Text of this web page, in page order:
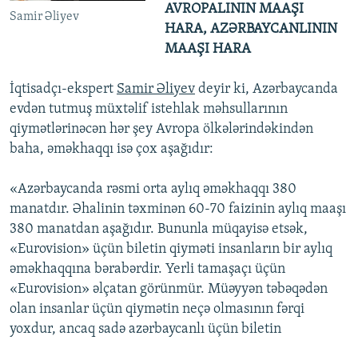
Samir Əliyev
AVROPALININ MAAŞI
HARA, AZƏRBAYCANLININ
MAAŞI HARA
İqtisadçı-ekspert Samir Əliyev deyir ki, Azərbaycanda
evdən tutmuş müxtəlif istehlak məhsullarının
qiymətlərinəcən hər şey Avropa ölkələrindəkindən
baha, əməkhaqqı isə çox aşağıdır:
«Azərbaycanda rəsmi orta aylıq əməkhaqqı 380
manatdır. Əhalinin təxminən 60-70 faizinin aylıq maaşı
380 manatdan aşağıdır. Bununla müqayisə etsək,
«Eurovision» üçün biletin qiyməti insanların bir aylıq
əməkhaqqına bərabərdir. Yerli tamaşaçı üçün
«Eurovision» əlçatan görünmür. Müəyyən təbəqədən
olan insanlar üçün qiymətin neçə olmasının fərqi
yoxdur, ancaq sadə azərbaycanlı üçün biletin